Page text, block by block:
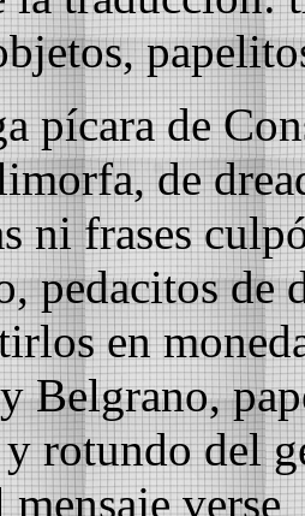
pícara de
de
ni frases
pedacitos de
en
Belgrano,
rotundo del
verse